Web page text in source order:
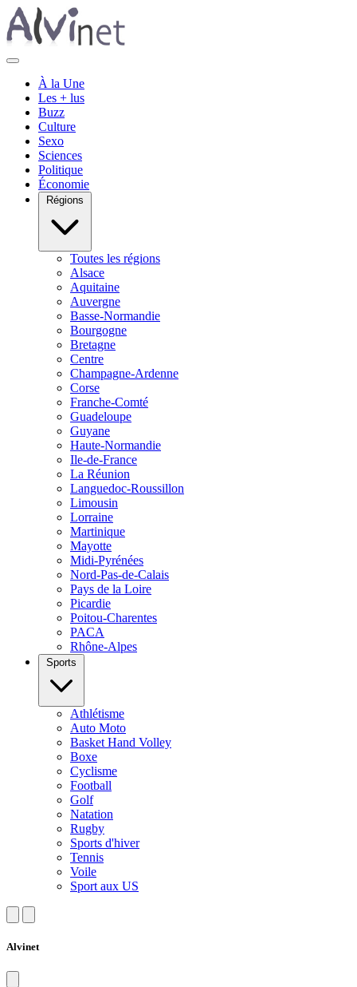
À la Une
Les + lus
Buzz
Culture
Sexo
Sciences
Politique
Économie
Régions
Toutes les régions
Alsace
Aquitaine
Auvergne
Basse-Normandie
Bourgogne
Bretagne
Centre
Champagne-Ardenne
Corse
Franche-Comté
Guadeloupe
Guyane
Haute-Normandie
Ile-de-France
La Réunion
Languedoc-Roussillon
Limousin
Lorraine
Martinique
Mayotte
Midi-Pyrénées
Nord-Pas-de-Calais
Pays de la Loire
Picardie
Poitou-Charentes
PACA
Rhône-Alpes
Sports
Athlétisme
Auto Moto
Basket Hand Volley
Boxe
Cyclisme
Football
Golf
Natation
Rugby
Sports d'hiver
Tennis
Voile
Sport aux US
Alvinet